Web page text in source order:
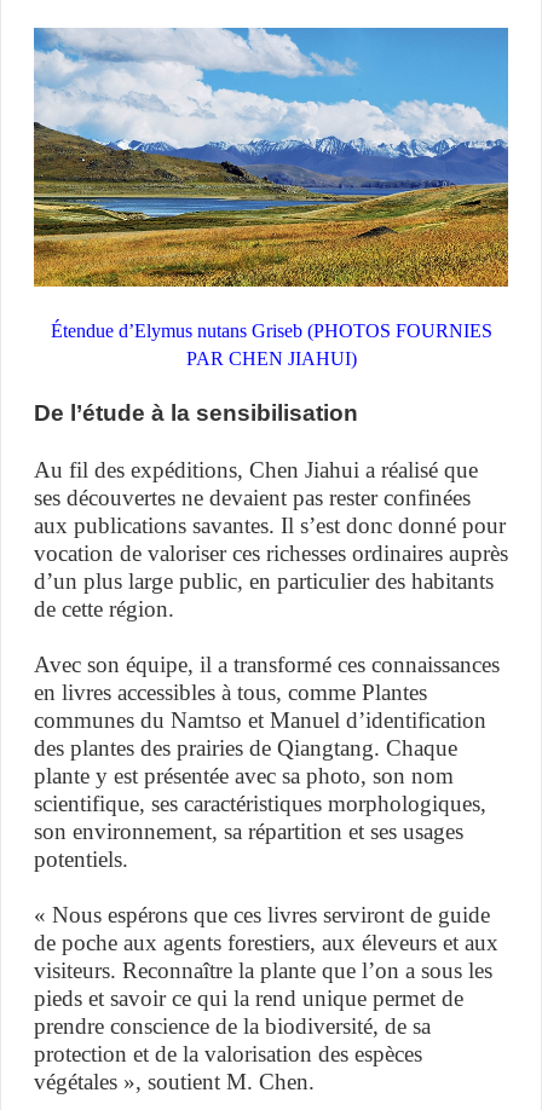
Étendue d’Elymus nutans Griseb (PHOTOS FOURNIES
PAR CHEN JIAHUI)
De l’étude à la sensibilisation
Au fil des expéditions, Chen Jiahui a réalisé que
ses découvertes ne devaient pas rester confinées
aux publications savantes. Il s’est donc donné pour
vocation de valoriser ces richesses ordinaires auprès
d’un plus large public, en particulier des habitants
de cette région.
Avec son équipe, il a transformé ces connaissances
en livres accessibles à tous, comme Plantes
communes du Namtso et Manuel d’identification
des plantes des prairies de Qiangtang. Chaque
plante y est présentée avec sa photo, son nom
scientifique, ses caractéristiques morphologiques,
son environnement, sa répartition et ses usages
potentiels.
« Nous espérons que ces livres serviront de guide
de poche aux agents forestiers, aux éleveurs et aux
visiteurs. Reconnaître la plante que l’on a sous les
pieds et savoir ce qui la rend unique permet de
prendre conscience de la biodiversité, de sa
protection et de la valorisation des espèces
végétales », soutient M. Chen.